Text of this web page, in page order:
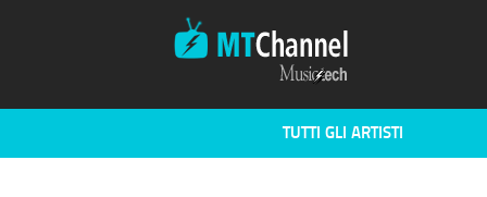
TUTTI GLI ARTISTI